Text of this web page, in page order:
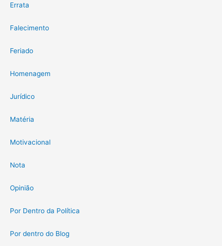
Errata
Falecimento
Feriado
Homenagem
Jurídico
Matéria
Motivacional
Nota
Opinião
Por Dentro da Política
Por dentro do Blog